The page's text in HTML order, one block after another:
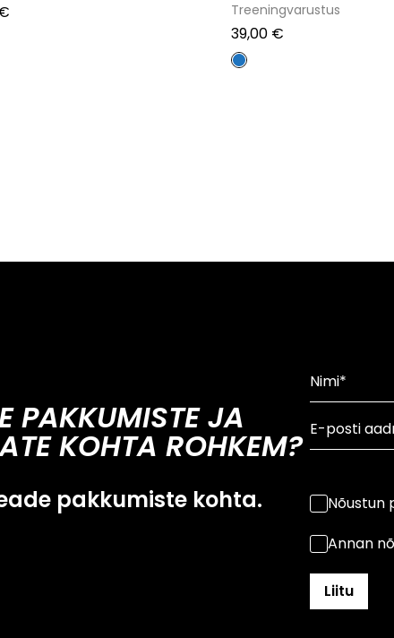
Treeningvarustus
39,00 €
PAKKUMISTE JA
KOHTA ROHKEM?
pakkumiste kohta.
Nõustun
Annan